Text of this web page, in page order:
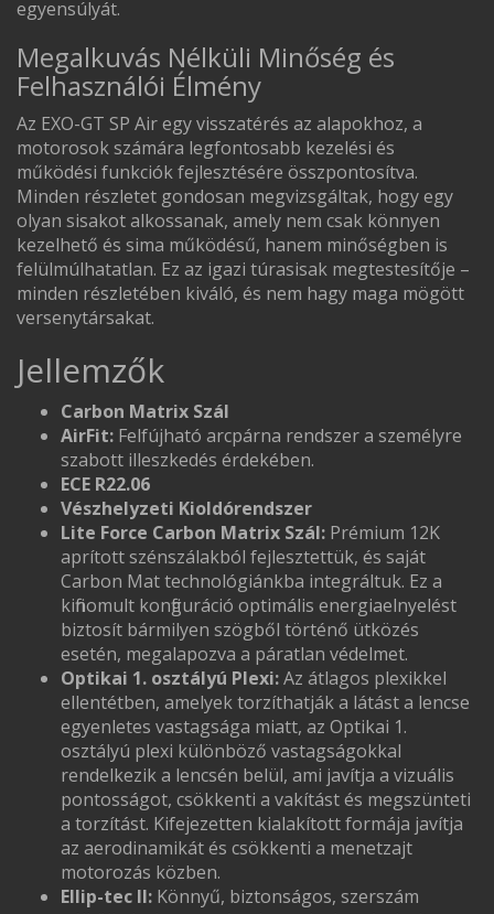
egyensúlyát.
Megalkuvás Nélküli Minőség és
Felhasználói Élmény
Az EXO-GT SP Air egy visszatérés az alapokhoz, a
motorosok számára legfontosabb kezelési és
működési funkciók fejlesztésére összpontosítva.
Minden részletet gondosan megvizsgáltak, hogy egy
olyan sisakot alkossanak, amely nem csak könnyen
kezelhető és sima működésű, hanem minőségben is
felülmúlhatatlan. Ez az igazi túrasisak megtestesítője –
minden részletében kiváló, és nem hagy maga mögött
versenytársakat.
Jellemzők
Carbon Matrix Szál
AirFit: Felfújható arcpárna rendszer a személyre
szabott illeszkedés érdekében.
ECE R22.06
Vészhelyzeti Kioldórendszer
Lite Force Carbon Matrix Szál: Prémium 12K
aprított szénszálakból fejlesztettük, és saját
Carbon Mat technológiánkba integráltuk. Ez a
kifinomult konfiguráció optimális energiaelnyelést
biztosít bármilyen szögből történő ütközés
esetén, megalapozva a páratlan védelmet.
Optikai 1. osztályú Plexi:Az átlagos plexikkel
ellentétben, amelyek torzíthatják a látást a lencse
egyenletes vastagsága miatt, az Optikai 1.
osztályú plexi különböző vastagságokkal
rendelkezik a lencsén belül, ami javítja a vizuális
pontosságot, csökkenti a vakítást és megszünteti
a torzítást. Kifejezetten kialakított formája javítja
az aerodinamikát és csökkenti a menetzajt
motorozás közben.
Ellip-tec II: Könnyű, biztonságos, szerszám